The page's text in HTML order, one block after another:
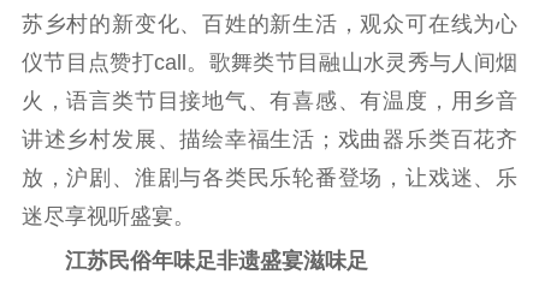
苏乡村的新变化、百姓的新生活，观众可在线为心
仪节目点赞打call。歌舞类节目融山水灵秀与人间烟
火，语言类节目接地气、有喜感、有温度，用乡音
讲述乡村发展、描绘幸福生活；戏曲器乐类百花齐
放，沪剧、淮剧与各类民乐轮番登场，让戏迷、乐
迷尽享视听盛宴。
江苏民俗年味足非遗盛宴滋味足